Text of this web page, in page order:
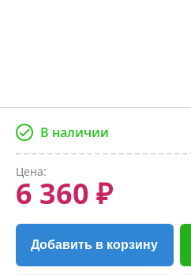
В наличии
Цена:
6 360 ₽
Добавить в корзину